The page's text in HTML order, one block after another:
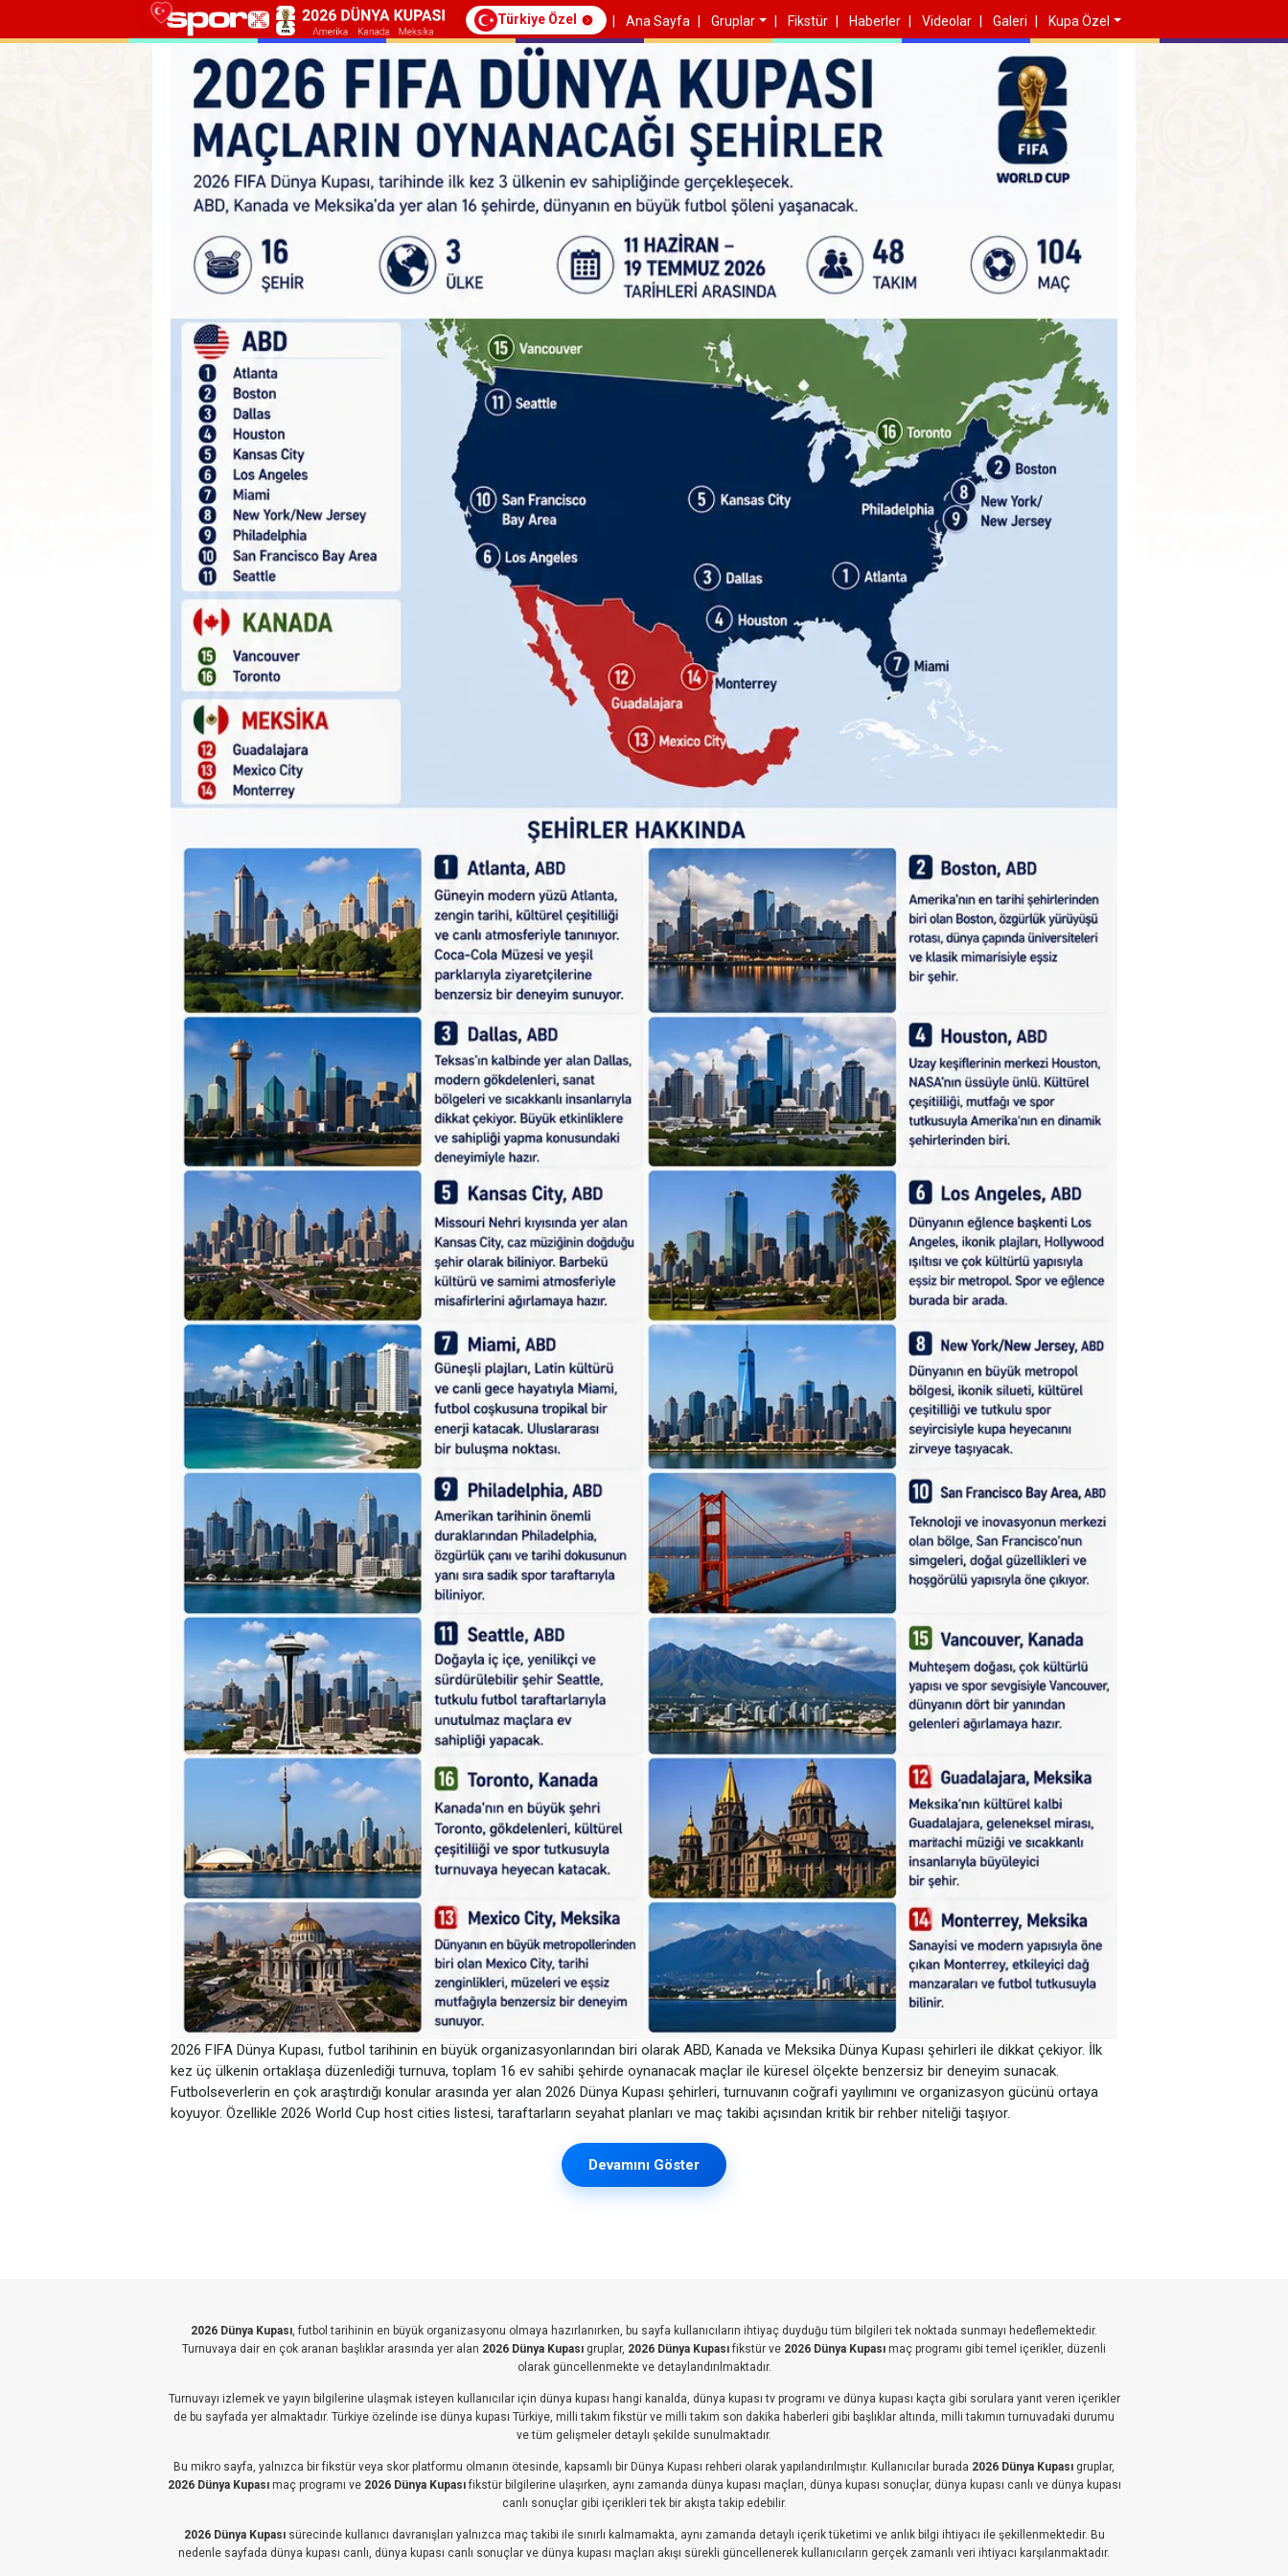
Türkiye Özel Ana Sayfa Gruplar Fikstür Haberler Videolar Galeri Kupa Özel
2026 FIFA Dünya Kupası, futbol tarihinin en büyük organizasyonlarından biri olarak ABD, Kanada ve Meksika Dünya Kupası şehirleri ile dikkat çekiyor. İlk
kez üç ülkenin ortaklaşa düzenlediği turnuva, toplam 16 ev sahibi şehirde oynanacak maçlar ile küresel ölçekte benzersiz bir deneyim sunacak.
Futbolseverlerin en çok araştırdığı konular arasında yer alan 2026 Dünya Kupası şehirleri, turnuvanın coğrafi yayılımını ve organizasyon gücünü ortaya
koyuyor. Özellikle 2026 World Cup host cities listesi, taraftarların seyahat planları ve maç takibi açısından kritik bir rehber niteliği taşıyor.
Devamını Göster
2026 Dünya Kupası, futbol tarihinin en büyük organizasyonu olmaya hazırlanırken, bu sayfa kullanıcıların ihtiyaç duyduğu tüm bilgileri tek noktada sunmayı hedeflemektedir.
Turnuvaya dair en çok aranan başlıklar arasında yer alan 2026 Dünya Kupası gruplar, 2026 Dünya Kupasıfikstür ve 2026 Dünya Kupası maç programı gibi temel içerikler, düzenli
olarak güncellenmekte ve detaylandırılmaktadır.
Turnuvayı izlemek ve yayın bilgilerine ulaşmak isteyen kullanıcılar için dünya kupası hangi kanalda, dünya kupası tv programı ve dünya kupası kaçta gibi sorulara yanıt veren içerikler
de bu sayfada yer almaktadır. Türkiye özelinde ise dünya kupası Türkiye, milli takım fikstür ve milli takım son dakika haberleri gibi başlıklar altında, milli takımın turnuvadaki durumu
ve tüm gelişmeler detaylı şekilde sunulmaktadır.
Bu mikro sayfa, yalnızca bir fikstür veya skor platformu olmanın ötesinde, kapsamlı bir Dünya Kupası rehberi olarak yapılandırılmıştır. Kullanıcılar burada 2026 Dünya Kupası gruplar,
2026 Dünya Kupasımaç programı ve 2026 Dünya Kupasıfikstür bilgilerine ulaşırken, aynı zamanda dünya kupası maçları, dünya kupası sonuçlar, dünya kupası canlı ve dünya kupası
canlı sonuçlar gibi içerikleri tek bir akışta takip edebilir.
2026 Dünya Kupasısürecinde kullanıcı davranışları yalnızca maç takibi ile sınırlı kalmamakta, aynı zamanda detaylı içerik tüketimi ve anlık bilgi ihtiyacı ile şekillenmektedir. Bu
nedenle sayfada dünya kupası canlı, dünya kupası canlı sonuçlar ve dünya kupası maçları akışı sürekli güncellenerek kullanıcıların gerçek zamanlı veri ihtiyacı karşılanmaktadır.